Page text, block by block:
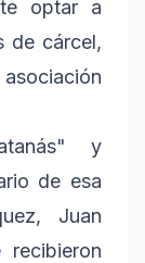
optar a
de cárcel,
y
de esa
Juan